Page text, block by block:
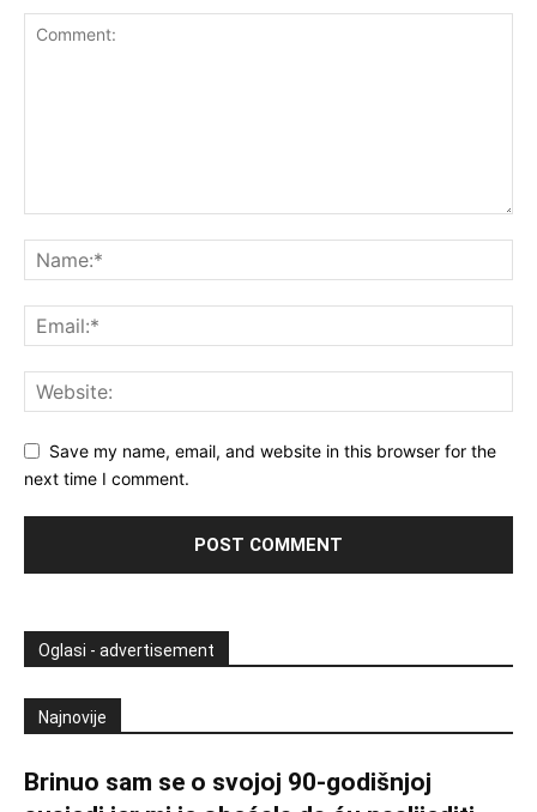
Save my name, email, and website in this browser for the
next time I comment.
Oglasi - advertisement
Najnovije
Brinuo sam se o svojoj 90-godišnjoj